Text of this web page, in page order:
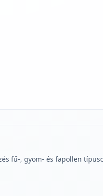
fű-, gyom- és fapollen